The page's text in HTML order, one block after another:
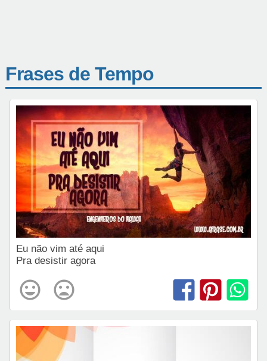
Frases de Tempo
Eu não vim até aqui
Pra desistir agora